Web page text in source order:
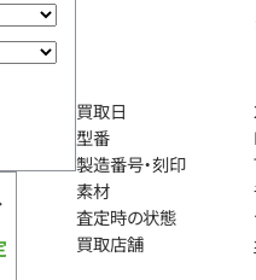
買取日
型番
製造番号・刻印
素材
査定時の状態
買取店舗